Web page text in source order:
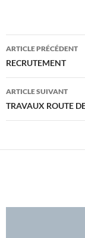
Navigation
des
articles
ARTICLE PRÉCÉDENT
RECRUTEMENT
ARTICLE SUIVANT
TRAVAUX ROUTE